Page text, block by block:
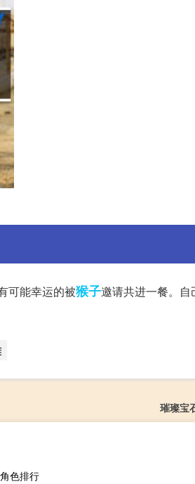
可能幸运的被猴子邀请共进一餐。自
璀璨宝
色排行